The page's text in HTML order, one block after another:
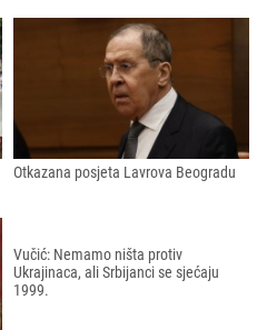
Otkazana posjeta Lavrova Beogradu